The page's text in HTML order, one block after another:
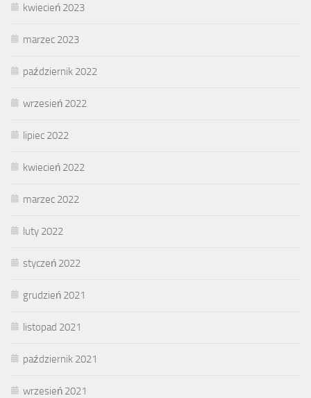
kwiecień 2023
marzec 2023
październik 2022
wrzesień 2022
lipiec 2022
kwiecień 2022
marzec 2022
luty 2022
styczeń 2022
grudzień 2021
listopad 2021
październik 2021
wrzesień 2021